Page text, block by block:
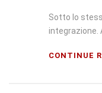
Sotto lo
integrazione.
CONTINUE